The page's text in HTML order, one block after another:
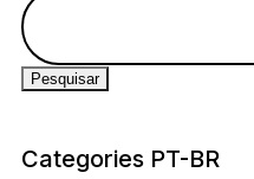
Categories PT-BR